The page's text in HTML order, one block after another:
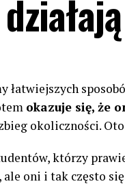
łatwiejszych
okazuje się, że
okoliczności.
którzy
oni i tak często